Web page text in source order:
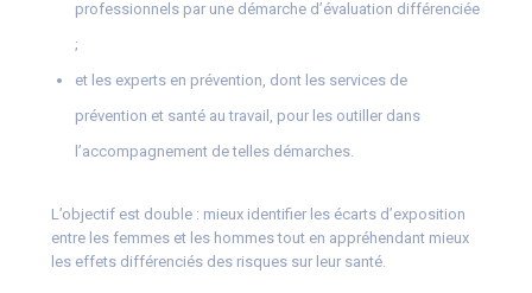
professionnels par une démarche d’évaluation différenciée
;
et les experts en prévention, dont les services de
prévention et santé au travail, pour les outiller dans
l’accompagnement de telles démarches.
L’objectif est double : mieux identifier les écarts d’exposition
entre les femmes et les hommes tout en appréhendant mieux
les effets différenciés des risques sur leur santé.